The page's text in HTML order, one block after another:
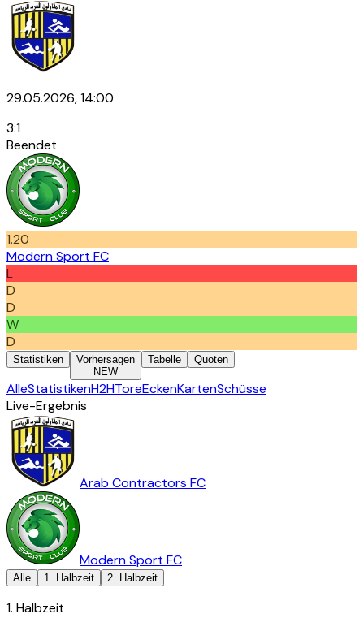
29.05.2026, 14:00
3:1
Beendet
1.20
Modern Sport FC
L
D
D
W
D
Statistiken
Vorhersagen
NEW
Tabelle Quoten
AlleStatistikenH2HToreEckenKartenSchüsse
Live-Ergebnis
Arab Contractors FC
Modern Sport FC
Alle 1. Halbzeit 2. Halbzeit
1. Halbzeit